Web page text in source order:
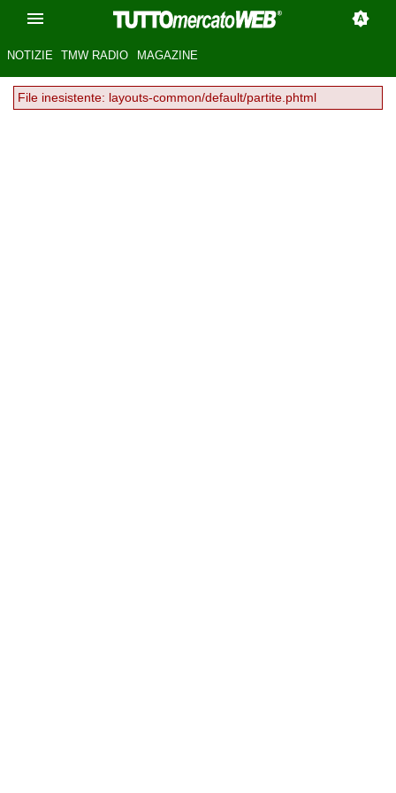
NOTIZIE TMW RADIO MAGAZINE
File inesistente: layouts-common/default/partite.phtml